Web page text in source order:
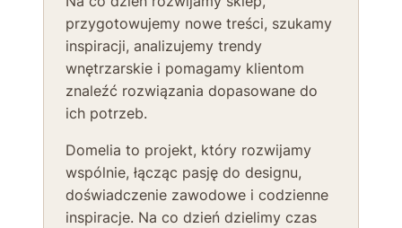
przygotowujemy nowe treści, szukamy
inspiracji, analizujemy trendy
wnętrzarskie i pomagamy klientom
znaleźć rozwiązania dopasowane do
ich potrzeb.
Domelia to projekt, który rozwijamy
wspólnie, łącząc pasję do designu,
doświadczenie zawodowe i codzienne
inspiracje. Na co dzień dzielimy czas